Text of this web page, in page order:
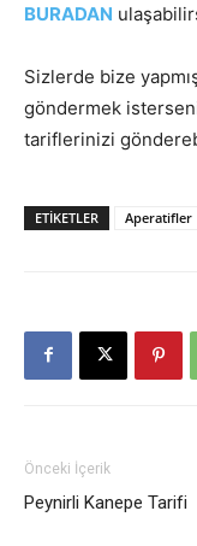
BURADAN
Sizlerde bize
göndermek
tariflerinizi
ETIKETLER Aperatifler
Önceki İçerik
Peynirli Kanepe Tarifi